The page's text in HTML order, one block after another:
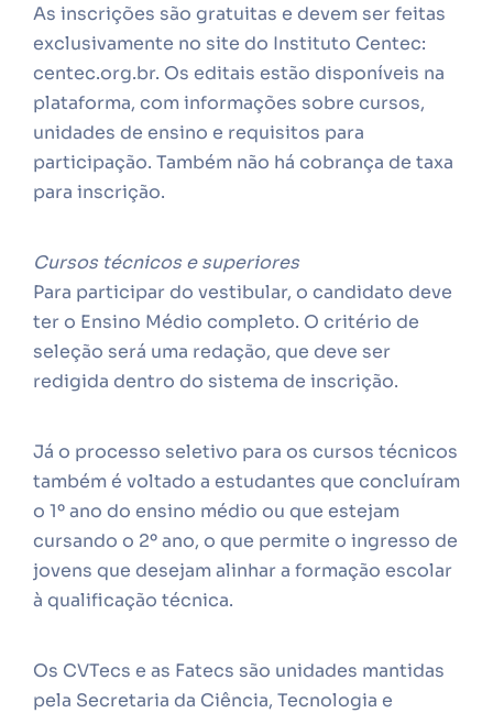
As inscrições são gratuitas e devem ser feitas
exclusivamente no site do Instituto Centec:
centec.org.br. Os editais estão disponíveis na
plataforma, com informações sobre cursos,
unidades de ensino e requisitos para
participação. Também não há cobrança de taxa
para inscrição.
Cursos técnicos e superiores
Para participar do vestibular, o candidato deve
ter o Ensino Médio completo. O critério de
seleção será uma redação, que deve ser
redigida dentro do sistema de inscrição.
Já o processo seletivo para os cursos técnicos
também é voltado a estudantes que concluíram
o 1º ano do ensino médio ou que estejam
cursando o 2º ano, o que permite o ingresso de
jovens que desejam alinhar a formação escolar
à qualificação técnica.
Os CVTecs e as Fatecs são unidades mantidas
pela Secretaria da Ciência, Tecnologia e